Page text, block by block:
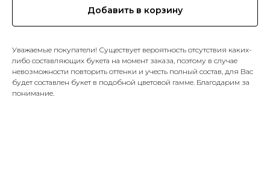
Добавить в корзину
Уважаемые покупатели! Существует вероятность отсутствия каких-
либо составляющих букета на момент заказа, поэтому в случае
невозможности повторить оттенки и учесть полный состав, для Вас
будет составлен букет в подобной цветовой гамме. Благодарим за
понимание.